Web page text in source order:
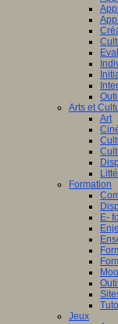
Arts et
Art
Formation
E-
Jeux